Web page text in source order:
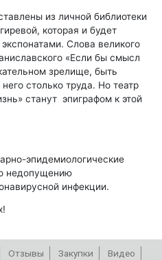
из личной библиотеки
которая и будет
Слова великого
«Если бы смысл
зрелище, быть
столько труда. Но театр
станут эпиграфом к этой
эпидемиологические
недопущению
инфекции.
Отзывы Закупки
Видео